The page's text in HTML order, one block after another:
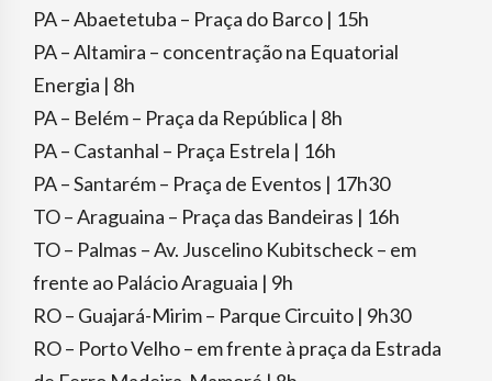
PA – Abaetetuba – Praça do Barco | 15h
PA – Altamira – concentração na Equatorial
Energia | 8h
PA – Belém – Praça da República | 8h
PA – Castanhal – Praça Estrela | 16h
PA – Santarém – Praça de Eventos | 17h30
TO – Araguaina – Praça das Bandeiras | 16h
TO – Palmas – Av. Juscelino Kubitscheck – em
frente ao Palácio Araguaia | 9h
RO – Guajará-Mirim – Parque Circuito | 9h30
RO – Porto Velho – em frente à praça da Estrada